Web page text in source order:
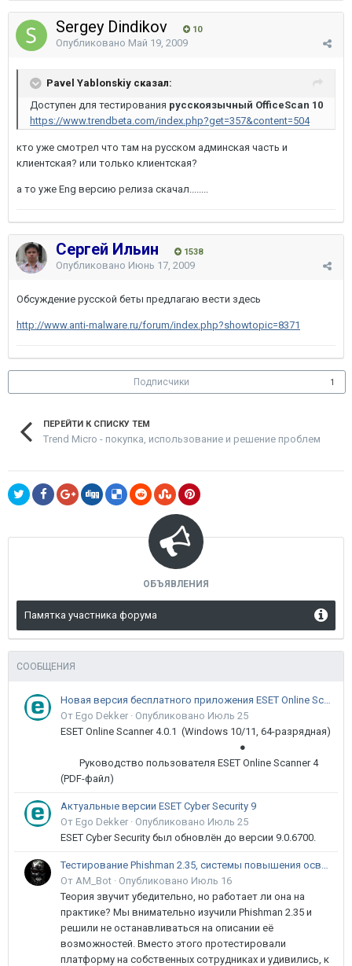
Sergey Dindikov 10
Опубликовано Май 19, 2009
Pavel Yablonskiy сказал:
Доступен для тестирования русскоязычный OfficeScan 10
https://www.trendbeta.com/index.php?get=357&content=504
кто уже смотрел что там на русском админская часть и
клиентская? или только клиентская?
а то уже Eng версию релиза скачал........
Сергей Ильин 1538
Опубликовано Июнь 17, 2009
Обсуждение русской беты предлагаю вести здесь
http://www.anti-malware.ru/forum/index.php?showtopic=8371
Подписчики 1
ПЕРЕЙТИ К СПИСКУ ТЕМ
Trend Micro - покупка, использование и решение проблем
ОБЪЯВЛЕНИЯ
Памятка участника форума
СООБЩЕНИЯ
Новая версия бесплатного приложения ESET Online Scanner доступна пользователям
От Ego Dekker · Опубликовано Июль 25
ESET Online Scanner 4.0.1 (Windows 10/11, 64-разрядная)
●
Руководство пользователя ESET Online Scanner 4
(PDF-файл)
Актуальные версии ESET Cyber Security 9
От Ego Dekker · Опубликовано Июль 25
ESET Cyber Security был обновлён до версии 9.0.6700.
Тестирование Phishman 2.35, системы повышения осведомлённости пользователей в сфере ИБ
От AM_Bot · Опубликовано Июль 16
Теория звучит убедительно, но работает ли она на
практике? Мы внимательно изучили Phishman 2.35 и
решили не останавливаться на описании её
возможностей. Вместо этого протестировали
платформу на собственных сотрудниках и удивились, к